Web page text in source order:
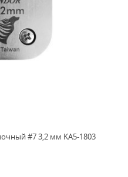
#7 3,2 мм KA5-1803